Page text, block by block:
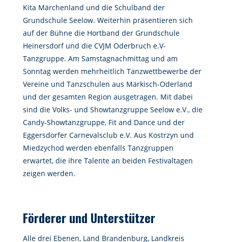
Kita Märchenland und die Schulband der
Grundschule Seelow. Weiterhin präsentieren sich
auf der Bühne die Hortband der Grundschule
Heinersdorf und die CVJM Oderbruch e.V-
Tanzgruppe. Am Samstagnachmittag und am
Sonntag werden mehrheitlich Tanzwettbewerbe der
Vereine und Tanzschulen aus Märkisch-Oderland
und der gesamten Region ausgetragen. Mit dabei
sind die Volks- und Showtanzgruppe Seelow e.V., die
Candy-Showtanzgruppe, Fit and Dance und der
Eggersdorfer Carnevalsclub e.V. Aus Kostrzyn und
Miedzychod werden ebenfalls Tanzgruppen
erwartet, die ihre Talente an beiden Festivaltagen
zeigen werden.
Förderer und Unterstützer
Alle drei Ebenen, Land Brandenburg, Landkreis